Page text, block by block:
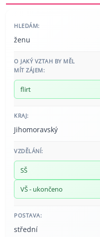
HLEDÁM:
ženu
O JAKÝ VZTAH BY MĚL
MÍT ZÁJEM:
flirt
KRAJ:
Jihomoravský
VZDĚLÁNÍ:
SŠ
VŠ - ukončeno
POSTAVA:
střední